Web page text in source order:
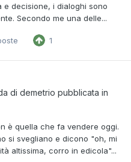
decisione, i dialoghi sono
Secondo me una delle...
1
di demetrio pubblicata in
è quella che fa vendere oggi.
si svegliano e dicono "oh, mi
altissima, corro in edicola"...